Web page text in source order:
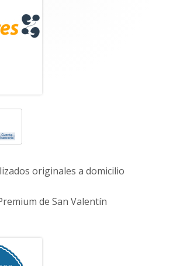
originales a domicilio
de San Valentín